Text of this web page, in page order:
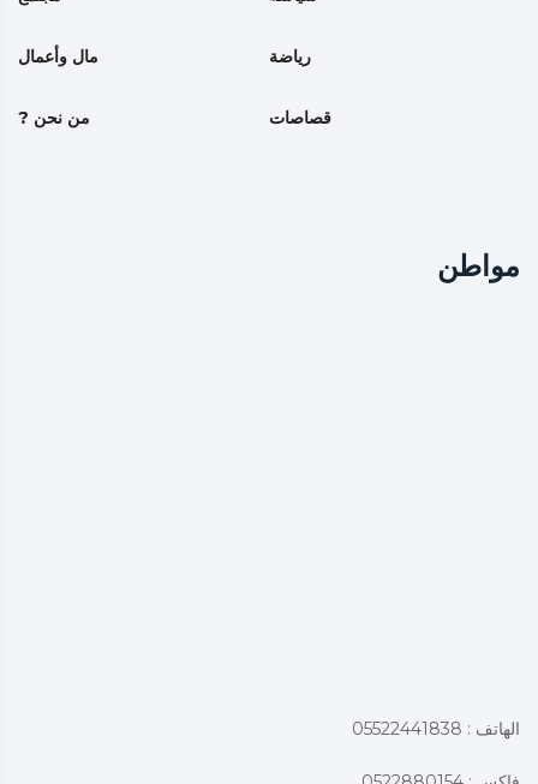
رياضة مال وأعمال
قصاصات من نحن ?
مواطن
الهاتف : 05522441838